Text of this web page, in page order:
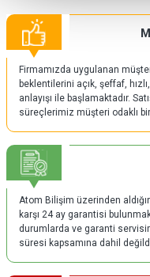
Firmamızda uygulanan
beklentilerini açık, şeffaf,
anlayışı ile başlamaktadır.
süreçlerimiz müşteri odaklı
Atom Bilişim üzerinden
karşı 24 ay garantisi
durumlarda ve garanti
süresi kapsamına dahil